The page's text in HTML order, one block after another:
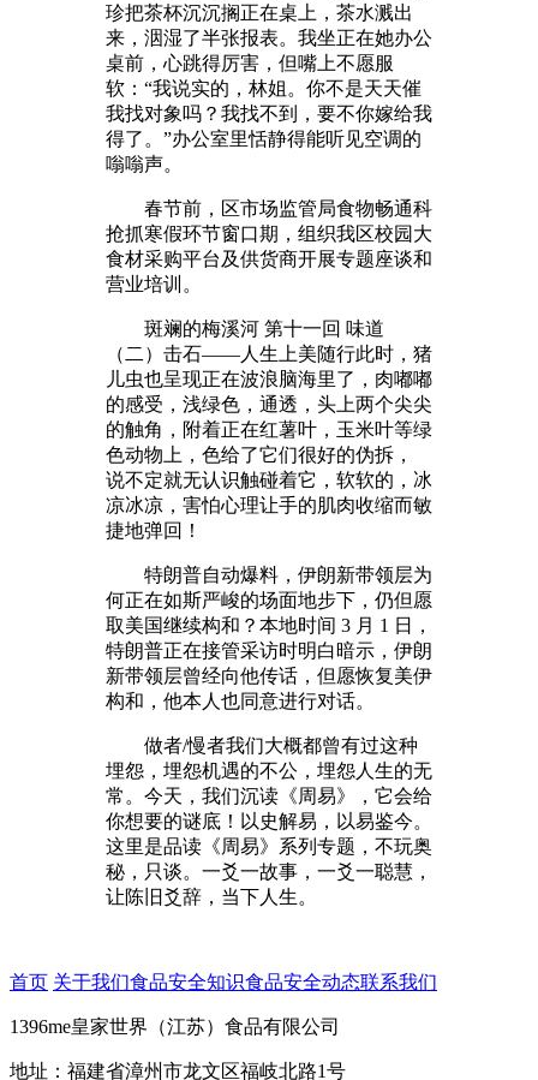
珍把茶杯沉沉搁正在桌上，茶水溅出
来，洇湿了半张报表。我坐正在她办公
桌前，心跳得厉害，但嘴上不愿服
软：“我说实的，林姐。你不是天天催
我找对象吗？我找不到，要不你嫁给我
得了。”办公室里恬静得能听见空调的
嗡嗡声。
春节前，区市场监管局食物畅通科
抢抓寒假环节窗口期，组织我区校园大
食材采购平台及供货商开展专题座谈和
营业培训。
斑斓的梅溪河 第十一回 味道
（二）击石——人生上美随行此时，猪
儿虫也呈现正在波浪脑海里了，肉嘟嘟
的感受，浅绿色，通透，头上两个尖尖
的触角，附着正在红薯叶，玉米叶等绿
色动物上，色给了它们很好的伪拆，
说不定就无认识触碰着它，软软的，冰
凉冰凉，害怕心理让手的肌肉收缩而敏
捷地弹回！
特朗普自动爆料，伊朗新带领层为
何正在如斯严峻的场面地步下，仍但愿
取美国继续构和？本地时间 3 月 1 日，
特朗普正在接管采访时明白暗示，伊朗
新带领层曾经向他传话，但愿恢复美伊
构和，他本人也同意进行对话。
做者/慢者我们大概都曾有过这种
埋怨，埋怨机遇的不公，埋怨人生的无
常。今天，我们沉读《周易》，它会给
你想要的谜底！以史解易，以易鉴今。
这里是品读《周易》系列专题，不玩奥
秘，只谈。一爻一故事，一爻一聪慧，
让陈旧爻辞，当下人生。
首页 关于我们食品安全知识食品安全动态联系我们
1396me皇家世界（江苏）食品有限公司
地址：福建省漳州市龙文区福岐北路1号